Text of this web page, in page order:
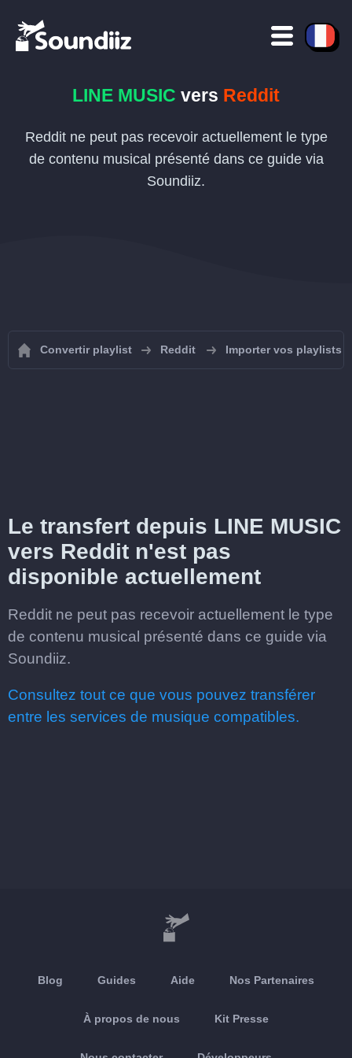
LINE MUSIC vers Reddit
Reddit ne peut pas recevoir actuellement le type
de contenu musical présenté dans ce guide via
Soundiiz.
Convertir playlist Reddit Importer vos playlists
Le transfert depuis LINE MUSIC
vers Reddit n'est pas
disponible actuellement
Reddit ne peut pas recevoir actuellement le type
de contenu musical présenté dans ce guide via
Soundiiz.
Consultez tout ce que vous pouvez transférer
entre les services de musique compatibles.
Blog Guides Aide Nos Partenaires
À propos de nous Kit Presse